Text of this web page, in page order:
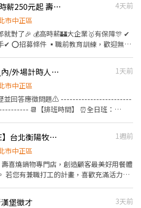
飲集團。 ------------------------------------
『加入三澧 成為家人』共同創
餐飲集團在台分公司。 深耕台灣多年
品牌，旗下六大連鎖餐飲品牌包含， ★義
、BELLINI Pasta Pasta、MOLINO手
廳：Mo-Mo-Paradise壽喜燒 ★日式天婦
麩羅 全台直營店鋪皆位於各大百貨商場，
應徵須知】 ①詳閱工作內容後，請審
審合適者，將邀請實體面談，初審資格
錄取的實際任用職稱及薪資，依面談結果
參與感 ▪除學習到日本商業禮儀、衛生
還可接觸店鋪的經營管理，例如：成本控
▪升遷快速且制度完善，依努力及成果將
為頂尖品牌
平日時薪230元 六日時薪250元起 壽司郎 台北館前路店 短期打工
4天前
市中正區
對了🎉 💰高時薪🏰大企業🥇有保障🎊 ✔
無經
供→食材補充→確認結帳金額→收銀結帳
、整理→料理製作→提供餐點→餐具清洗
金福利 ▪生日禮券 ▪不定期活動競賽獎
▪加班費按每分鐘計算 ⭕企業魅力 ▪「以
控管及數據分析等專業知識 ▪升遷快速且
有升遷加薪的機會 ▪享有完善的福利制
計算，重視員工的辛勤付出 ▪計畫拓展
品嚐美味平價壽司，致力成為頂尖品牌
Y06🍚🍱站前懷寧店_內/外場計時人員【YAYOI彌生軒】
1天前
市中正區
並回答應徵問題⚠️ ------------------------
📆【排班時間】 ⏰全日班：
作內容】 💪🥤《外場服務》 1. 佈置及
客帶位 2. 答覆有關餐飲問題，必要時提
供有關用餐的服務 4. 收銀服務 5. 工作區域
《內場廚務》 1. 洗剝削切各種食材，烹
歡迎對餐飲服務有高度的熱忱，態度
【MO-MO-PARADISE】台北衡陽牧場-外場兼職(早班,晚班)-C11
1週前
市中正區
壽喜燒鍋物專門店，創造顧客最美好用餐體
理 4. 收銀結帳，開店前準備及閉店整理作
堡徵才
3天前